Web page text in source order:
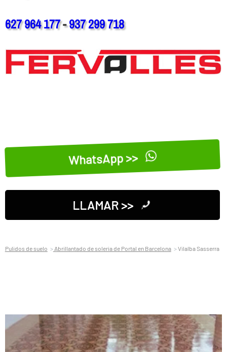
627 964 177-937 299 718
WhatsApp >>
LLAMAR >>
Pulidos de suelo Abrillantado de soleria de Portal en Barcelona Vilalba Sasserra